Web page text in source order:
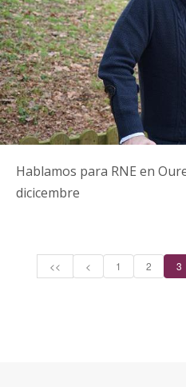
Hablamos para RNE en
dicicembre
<< < 1 2 3